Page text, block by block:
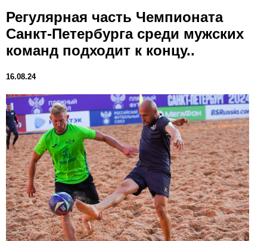
Регулярная часть Чемпионата
Санкт-Петербурга среди мужских
команд подходит к концу..
16.08.24